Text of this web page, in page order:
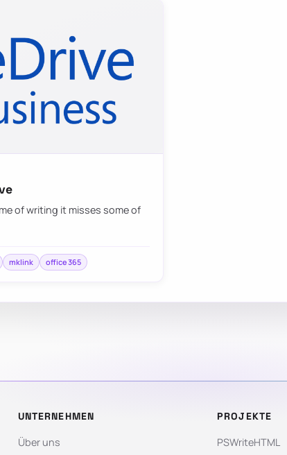
of writing it misses some of
mklink office 365
UNTERNEHMEN
Über uns
PROJEKTE
PSWriteHTML